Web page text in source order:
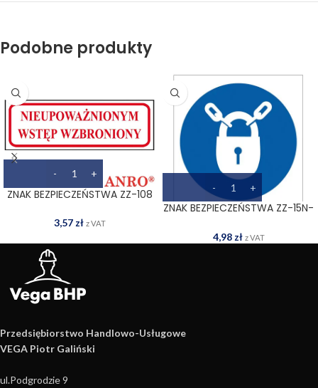
Podobne produkty
ZNAK BEZPIECZEŃSTWA ZZ-108
3,57 zł z VAT
ZNAK BEZPIECZEŃSTWA ZZ-15N-
4,98 zł z VAT
Przedsiębiorstwo Handlowo­-Usługowe
VEGA Piotr Galiński
ul.Podgrodzie 9